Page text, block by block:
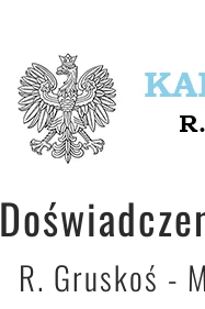
R. Gruskoś -